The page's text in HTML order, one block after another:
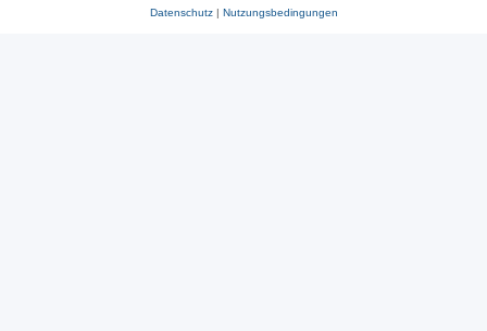
Datenschutz| Nutzungsbedingungen